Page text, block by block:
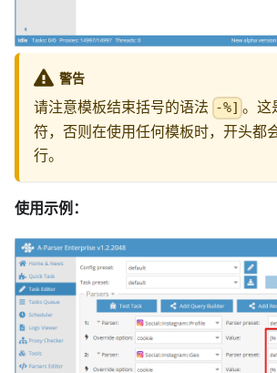
警告
请注意模板结束括号的语法 -%] 。这
符，否则在使用任何模板时，开头都
行。
使用示例：